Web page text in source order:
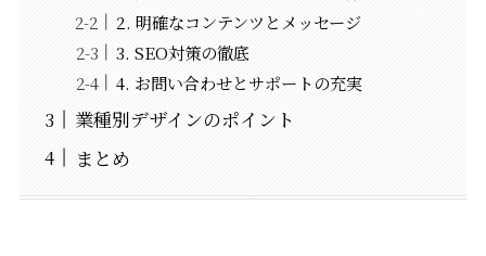
2. 明確なコンテンツとメッセージ
3. SEO対策の徹底
4. お問い合わせとサポートの充実
業種別デザインのポイント
まとめ